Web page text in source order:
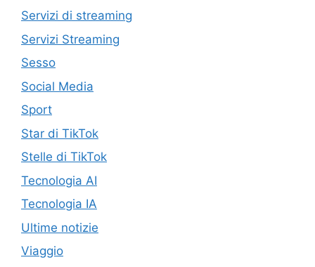
Servizi di streaming
Servizi Streaming
Sesso
Social Media
Sport
Star di TikTok
Stelle di TikTok
Tecnologia AI
Tecnologia IA
Ultime notizie
Viaggio